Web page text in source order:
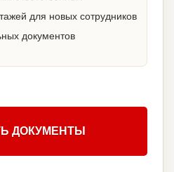
для новых сотрудников
документов
ДОКУМЕНТЫ